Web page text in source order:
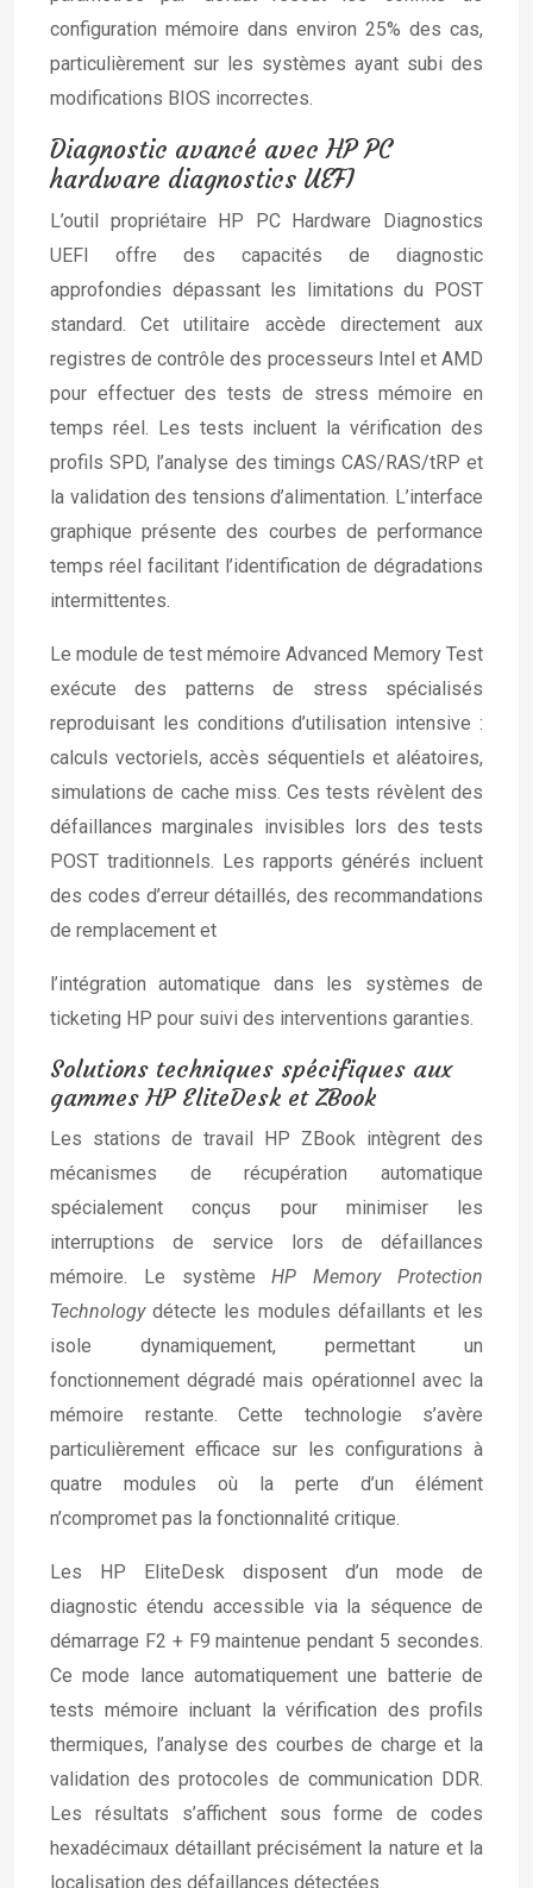
configuration mémoire dans environ 25% des cas,
particulièrement sur les systèmes ayant subi des
modifications BIOS incorrectes.
Diagnostic avancé avec HP PC
hardware diagnostics UEFI
L’outil propriétaire HP PC Hardware Diagnostics
UEFI offre des capacités de diagnostic
approfondies dépassant les limitations du POST
standard. Cet utilitaire accède directement aux
registres de contrôle des processeurs Intel et AMD
pour effectuer des tests de stress mémoire en
temps réel. Les tests incluent la vérification des
profils SPD, l’analyse des timings CAS/RAS/tRP et
la validation des tensions d’alimentation. L’interface
graphique présente des courbes de performance
temps réel facilitant l’identification de dégradations
intermittentes.
Le module de test mémoire Advanced Memory Test
exécute des patterns de stress spécialisés
reproduisant les conditions d’utilisation intensive :
calculs vectoriels, accès séquentiels et aléatoires,
simulations de cache miss. Ces tests révèlent des
défaillances marginales invisibles lors des tests
POST traditionnels. Les rapports générés incluent
des codes d’erreur détaillés, des recommandations
de remplacement et
l’intégration automatique dans les systèmes de
ticketing HP pour suivi des interventions garanties.
Solutions techniques spécifiques aux
gammes HP EliteDesk et ZBook
Les stations de travail HP ZBook intègrent des
mécanismes de récupération automatique
spécialement conçus pour minimiser les
interruptions de service lors de défaillances
mémoire. Le systèmeHP Memory Protection
Technologydétecte les modules défaillants et les
isole dynamiquement, permettant un
fonctionnement dégradé mais opérationnel avec la
mémoire restante. Cette technologie s’avère
particulièrement efficace sur les configurations à
quatre modules où la perte d’un élément
n’compromet pas la fonctionnalité critique.
Les HP EliteDesk disposent d’un mode de
diagnostic étendu accessible via la séquence de
démarrage F2 + F9 maintenue pendant 5 secondes.
Ce mode lance automatiquement une batterie de
tests mémoire incluant la vérification des profils
thermiques, l’analyse des courbes de charge et la
validation des protocoles de communication DDR.
Les résultats s’affichent sous forme de codes
hexadécimaux détaillant précisément la nature et la
localisation des défaillances détectées.